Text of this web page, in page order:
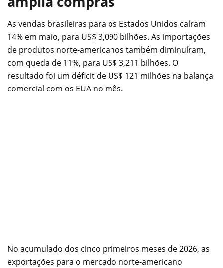
As vendas brasileiras para os Estados Unidos caíram
14% em maio, para US$ 3,090 bilhões. As importações
de produtos norte-americanos também diminuíram,
com queda de 11%, para US$ 3,211 bilhões. O
resultado foi um déficit de US$ 121 milhões na balança
comercial com os EUA no mês.
No acumulado dos cinco primeiros meses de 2026, as
exportações para o mercado norte-americano